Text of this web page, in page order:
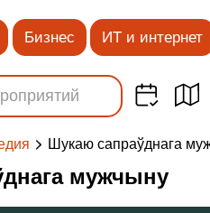
Бизнес ИТ и интернет
Шукаю сапраўднага
мужчыну